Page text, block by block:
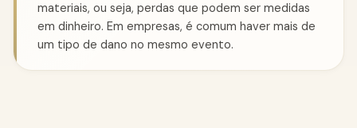
materiais, ou seja, perdas que podem ser medidas
em dinheiro. Em empresas, é comum haver mais de
um tipo de dano no mesmo evento.